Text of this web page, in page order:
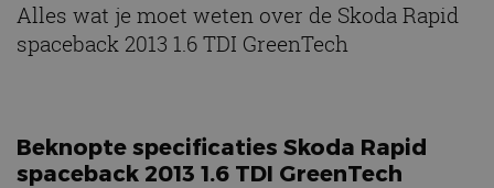
Alles wat je moet weten over de Skoda Rapid
spaceback 2013 1.6 TDI GreenTech
Beknopte specificaties Skoda Rapid
spaceback 2013 1.6 TDI GreenTech